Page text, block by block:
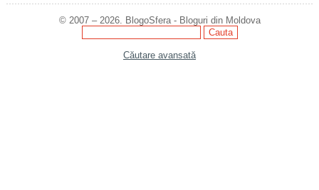
© 2007 – 2026. BlogoSfera - Bloguri din Moldova
Căutare avansată